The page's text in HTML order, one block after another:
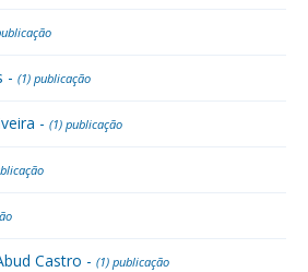
- (1) publicação
- (1) publicação
Castro - (1) publicação